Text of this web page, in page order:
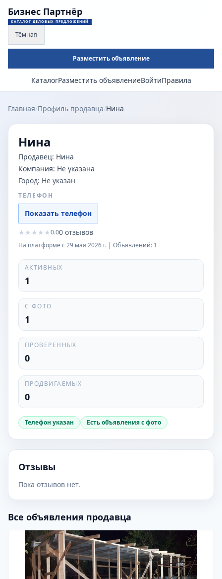
Бизнес Партнёр
КАТАЛОГ ДЕЛОВЫХ ПРЕДЛОЖЕНИЙ
Тёмная
Разместить объявление
КаталогРазместить объявлениеВойтиПравила
Главная/Профиль продавца/Нина
Нина
Продавец: Нина
Компания: Не указана
Город: Не указан
ТЕЛЕФОН
Показать телефон
★ ★ ★ ★ ★0.00 отзывов
На платформе с29 мая 2026 г. | Объявлений: 1
АКТИВНЫХ
1
С ФОТО
1
ПРОВЕРЕННЫХ
0
ПРОДВИГАЕМЫХ
0
Телефон указан Есть объявления с фото
Отзывы
Пока отзывов нет.
Все объявления продавца